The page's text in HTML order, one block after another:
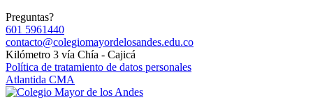
Preguntas?
601 5961440
contacto@colegiomayordelosandes.edu.co
Kilómetro 3 vía Chía - Cajicá
Política de tratamiento de datos personales
Atlantida CMA